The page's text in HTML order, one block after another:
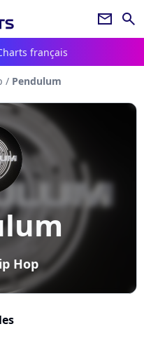
newsletter search
français
/ Pendulum
Hop